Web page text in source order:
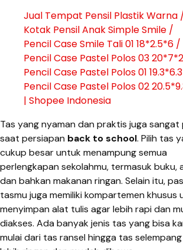
Jual Tempat Pensil Plastik Warna
Kotak Pensil Anak Simple Smile /
Pencil Case Smile Tali 01 18*2.5*6 /
Pencil Case Pastel Polos 03
Pencil Case Pastel Polos 01
Pencil Case Pastel Polos 02
| Shopee Indonesia
Tas yang nyaman dan praktis juga
saat persiapan back to school. Pilih tas
cukup besar untuk menampung semua
perlengkapan sekolahmu, termasuk buku,
dan bahkan makanan ringan. Selain itu,
tasmu juga memiliki kompartemen khusus
menyimpan alat tulis agar lebih rapi dan
diakses. Ada banyak jenis tas yang bisa
mulai dari tas ransel hingga tas